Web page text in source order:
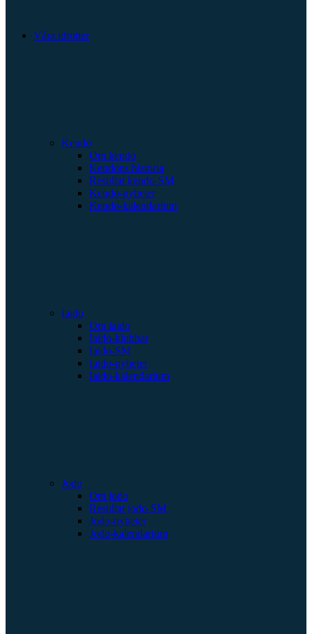
Våra idrotter
Kendo
Om kendo
Kendons historia
Resultat kendo-SM
Kendo-nyheter
Kendo-kalendarium
Iaido
Om iaido
Iaido-klubbar
Iaido-SM
Iaido-nyheter
Iaido-kalendarium
Jodo
Om jodo
Resultat jodo-SM
Jodo-nyheter
Jodo-kalendarium